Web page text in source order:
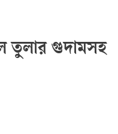
তুলার গুদামসহ